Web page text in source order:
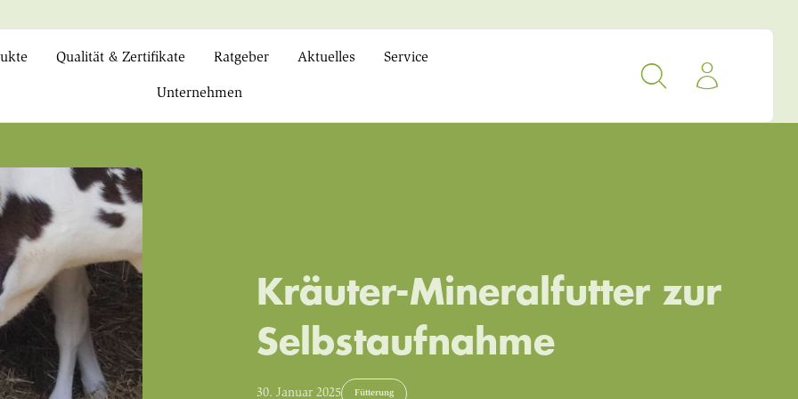
Qualität & Zertifikate Ratgeber Aktuelles Service
Unternehmen
Kräuter-Mineralfutter zur
Selbstaufnahme
30. Januar 2025 Fütterung